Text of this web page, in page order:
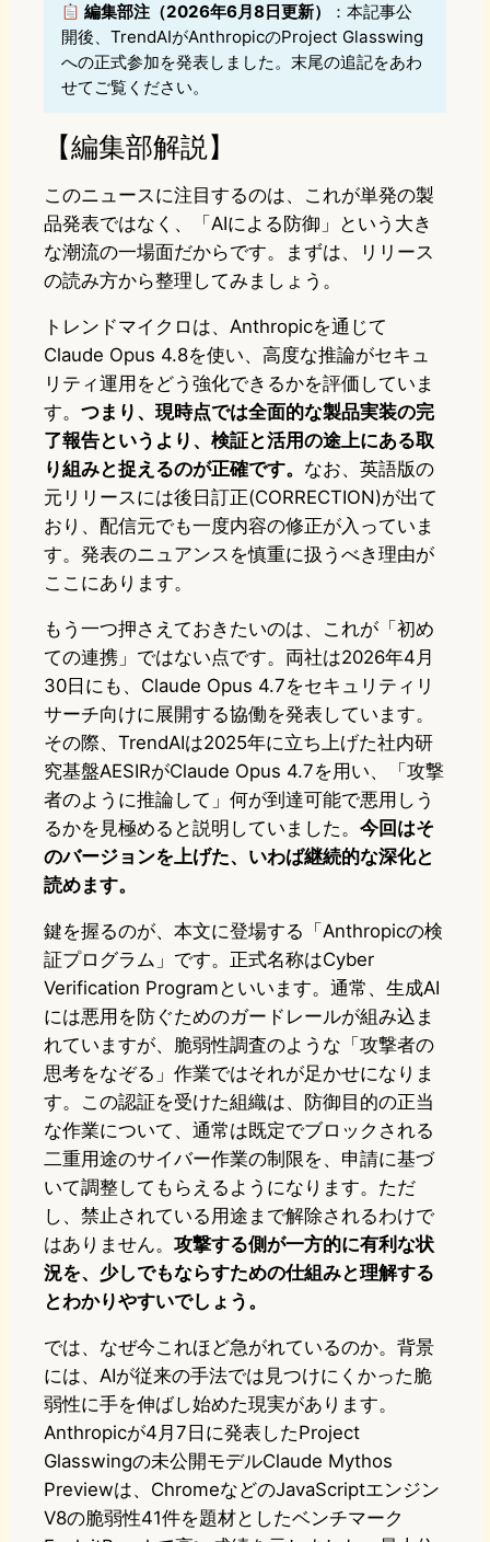
編集部注（2026年6月8日更新）
：本記事公
開後、TrendAIがAnthropicのProject Glasswing
への正式参加を発表しました。末尾の追記をあわ
せてご覧ください。
【編集部解説】
このニュースに注目するのは、これが単発の製
品発表ではなく、「AIによる防御」という大き
な潮流の一場面だからです。まずは、リリース
の読み方から整理してみましょう。
トレンドマイクロは、Anthropicを通じて
Claude Opus 4.8を使い、高度な推論がセキュ
リティ運用をどう強化できるかを評価していま
す。 つまり、現時点では全面的な製品実装の完
了報告というより、検証と活用の途上にある取
り組みと捉えるのが正確です。 なお、英語版の
元リリースには後日訂正(CORRECTION)が出て
おり、配信元でも一度内容の修正が入っていま
す。発表のニュアンスを慎重に扱うべき理由が
ここにあります。
もう一つ押さえておきたいのは、これが「初め
ての連携」ではない点です。両社は2026年4月
30日にも、Claude Opus 4.7をセキュリティリ
サーチ向けに展開する協働を発表しています。
その際、TrendAIは2025年に立ち上げた社内研
究基盤AESIRがClaude Opus 4.7を用い、「攻撃
者のように推論して」何が到達可能で悪用しう
るかを見極めると説明していました。 今回はそ
のバージョンを上げた、いわば継続的な深化と
読めます。
鍵を握るのが、本文に登場する「Anthropicの検
証プログラム」です。正式名称はCyber
Verification Programといいます。通常、生成AI
には悪用を防ぐためのガードレールが組み込ま
れていますが、脆弱性調査のような「攻撃者の
思考をなぞる」作業ではそれが足かせになりま
す。この認証を受けた組織は、防御目的の正当
な作業について、通常は既定でブロックされる
二重用途のサイバー作業の制限を、申請に基づ
いて調整してもらえるようになります。ただ
し、禁止されている用途まで解除されるわけで
はありません。 攻撃する側が一方的に有利な状
況を、少しでもならすための仕組みと理解する
とわかりやすいでしょう。
では、なぜ今これほど急がれているのか。背景
には、AIが従来の手法では見つけにくかった脆
弱性に手を伸ばし始めた現実があります。
Anthropicが4月7日に発表したProject
Glasswingの未公開モデルClaude Mythos
Previewは、ChromeなどのJavaScriptエンジン
V8の脆弱性41件を題材としたベンチマーク